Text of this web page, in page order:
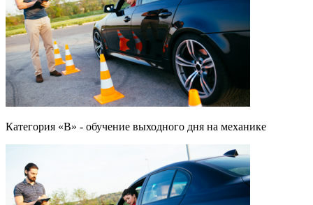
Категория «B» - обучение выходного дня на механике